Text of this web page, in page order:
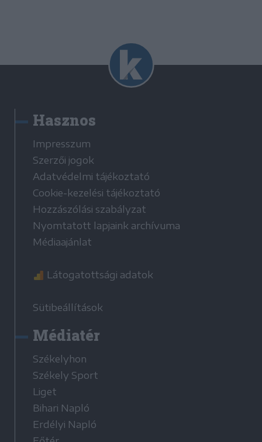
Hasznos
Impresszum
Szerzői jogok
Adatvédelmi tájékoztató
Cookie-kezelési tájékoztató
Hozzászólási szabályzat
Nyomtatott lapjaink archívuma
Médiaajánlat
Látogatottsági adatok
Sütibeállítások
Médiatér
Székelyhon
Székely Sport
Liget
Bihari Napló
Erdélyi Napló